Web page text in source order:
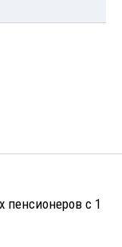
пенсионеров с 1